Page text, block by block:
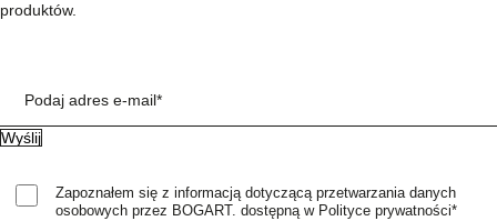
produktów.
Podaj adres e-mail*
Zapoznałem się z informacją dotyczącą przetwarzania danych
osobowych przez BOGART. dostępną w Polityce prywatności*